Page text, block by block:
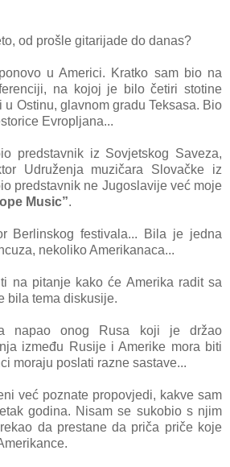
od prošle gitarijade do danas?
u Americi. Kratko sam bio na
na kojoj je bilo četiri stotine
Ostinu, glavnom gradu Teksasa. Bio
Evropljana...
predstavnik iz Sovjetskog Saveza,
Udruženja muzičara Slovačke iz
predstavnik ne Jugoslavije već moje
Music”.
Berlinskog festivala... Bila je jedna
nekoliko Amerikanaca...
na pitanje kako će Amerika radit sa
bila tema diskusije.
napao onog Rusa koji je držao
između Rusije i Amerike mora biti
moraju poslati razne sastave...
već poznate propovjedi, kakve sam
godina. Nisam se sukobio s njim
da prestane da priča priče koje